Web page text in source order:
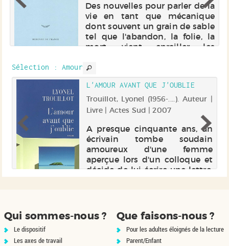
Des nouvelles pour parler de la
vie en tant que mécanique
dont souvent un grain de sable
tel que l'abandon, la folie, la
mort, vient enrailler les
poésie, thèmes récurrents,
peuvent, seules, guider l'ho...
Sélection : Amour
L'AMOUR AVANT QUE J'OUBLIE
Trouillot, Lyonel (1956-....). Auteur |
Livre | Actes Sud | 2007
A presque cinquante ans, un
écrivain tombe soudain
amoureux d'une femme
aperçue lors d'un colloque et
décide de lui écrire une lettre.
Mais, ne trouvant pas de mots
compag...
Qui sommes-nous ?
Le dispositif
Les axes de travail
Que faisons-nous ?
Pour les adultes éloignés de la lecture
Parent/Enfant